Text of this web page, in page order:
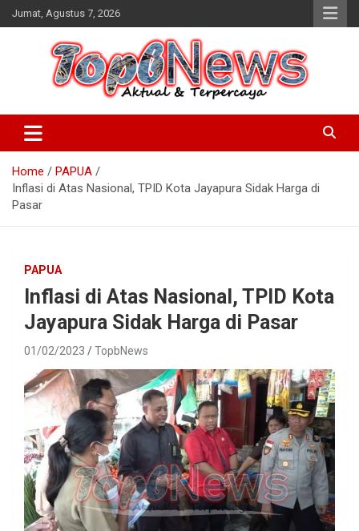
Skip
to
Jumat, Agustus 7, 2026
Home
PAPUA
Inflasi di Atas Nasional, TPID Kota Jayapura Sidak Harga di
Pasar
PAPUA
Inflasi di Atas Nasional, TPID Kota
Jayapura Sidak Harga di Pasar
01/02/2023 TopbNews